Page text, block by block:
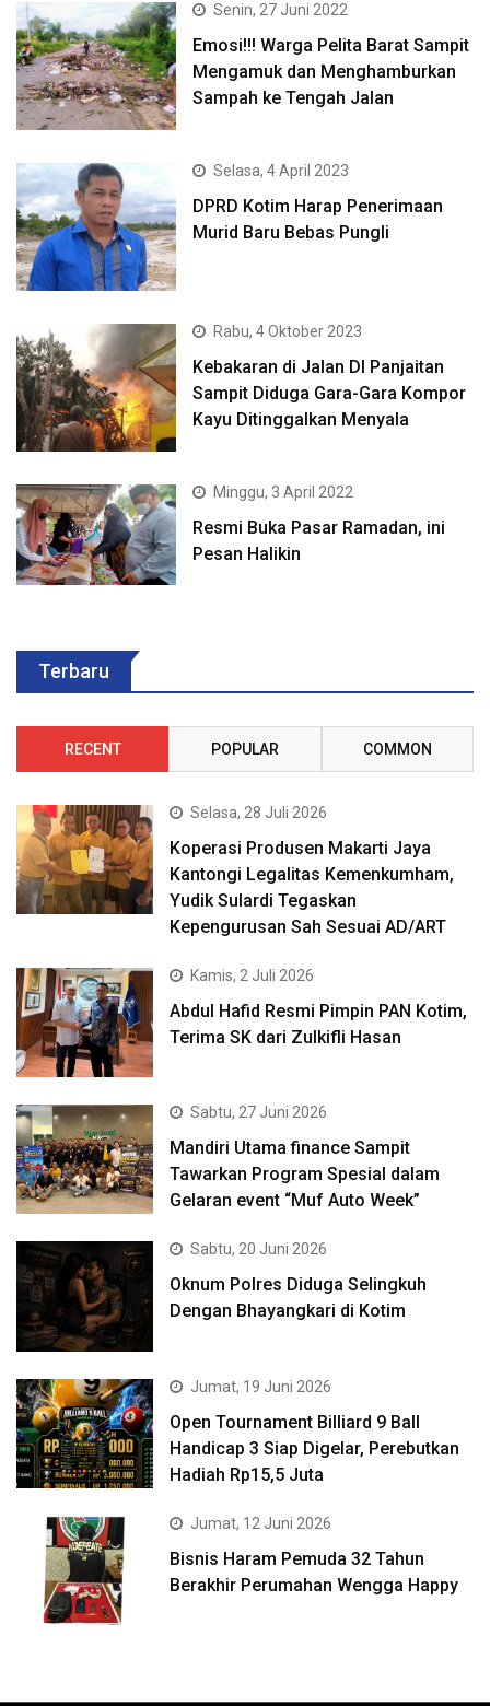
Senin, 27 Juni 2022
Emosi!!! Warga Pelita Barat Sampit
Mengamuk dan Menghamburkan
Sampah ke Tengah Jalan
Selasa, 4 April 2023
DPRD Kotim Harap Penerimaan
Murid Baru Bebas Pungli
Rabu, 4 Oktober 2023
Kebakaran di Jalan DI Panjaitan
Sampit Diduga Gara-Gara Kompor
Kayu Ditinggalkan Menyala
Minggu, 3 April 2022
Resmi Buka Pasar Ramadan, ini
Pesan Halikin
Terbaru
RECENT POPULAR COMMON
Selasa, 28 Juli 2026
Koperasi Produsen Makarti Jaya
Kantongi Legalitas Kemenkumham,
Yudik Sulardi Tegaskan
Kepengurusan Sah Sesuai AD/ART
Kamis, 2 Juli 2026
Abdul Hafid Resmi Pimpin PAN Kotim,
Terima SK dari Zulkifli Hasan
Sabtu, 27 Juni 2026
Mandiri Utama finance Sampit
Tawarkan Program Spesial dalam
Gelaran event “Muf Auto Week”
Sabtu, 20 Juni 2026
Oknum Polres Diduga Selingkuh
Dengan Bhayangkari di Kotim
Jumat, 19 Juni 2026
Open Tournament Billiard 9 Ball
Handicap 3 Siap Digelar, Perebutkan
Hadiah Rp15,5 Juta
Jumat, 12 Juni 2026
Bisnis Haram Pemuda 32 Tahun
Berakhir Perumahan Wengga Happy